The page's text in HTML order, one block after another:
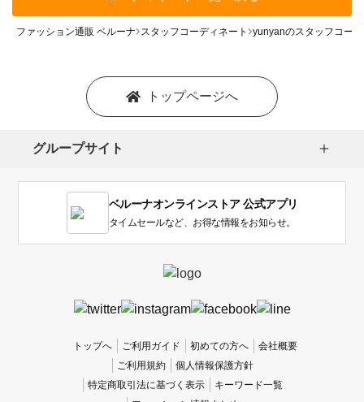
ファッション通販 ベルーナ スタッフコーディネート yunyanのスタッフコー
トップページへ
グループサイト
ベルーナオンラインストア 公式アプリ
タイムセールなど、お得な情報をお知らせ。
トップへ ご利用ガイド 初めての方へ
会社概要
ご利用規約
個人情報保護方針
特定商取引法に基づく表示
キーワード一覧